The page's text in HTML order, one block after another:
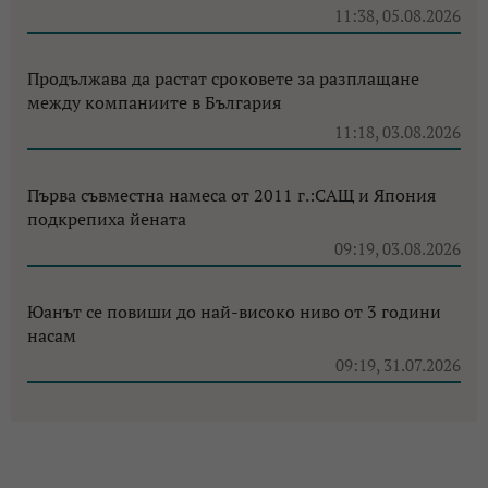
11:38, 05.08.2026
Продължава да растат сроковете за разплащане
между компаниите в България
11:18, 03.08.2026
Първа съвместна намеса от 2011 г.:САЩ и Япония
подкрепиха йената
09:19, 03.08.2026
Юанът се повиши до най-високо ниво от 3 години
насам
09:19, 31.07.2026